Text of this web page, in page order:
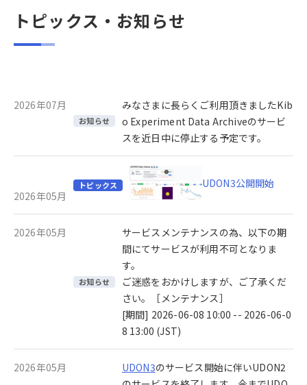
トピックス・お知らせ
2026年07月
お知らせ
みなさまに長らくご利用頂きましたKib
o Experiment Data Archiveのサービ
スを近日中に停止する予定です。
2026年05月
トピックス UDON3公開開始
2026年05月
お知らせ
サービスメンテナンスの為、以下の期
間にてサービスが利用不可となりま
す。
ご迷惑をおかけしますが、ご了承くだ
さい。［メンテナンス］
[期間] 2026-06-08 10:00 -- 2026-06-0
8 13:00 (JST)
2026年05月 UDON3のサービス開始に伴いUDON2